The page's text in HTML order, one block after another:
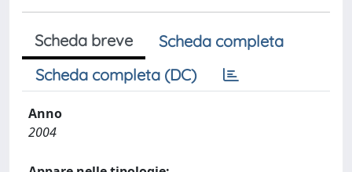
Scheda breve
Scheda completa
Scheda completa (DC)
Anno
2004